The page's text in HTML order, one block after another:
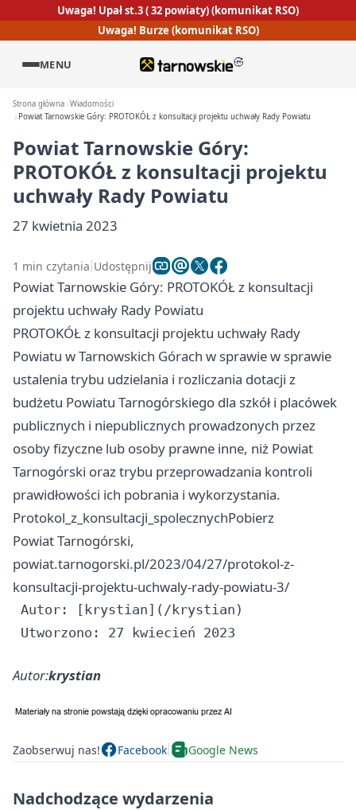
Uwaga! Upał st.3 ( 32 powiaty) (komunikat RSO)
Uwaga! Burze (komunikat RSO)
MENU
Strona główna Wiadomości
Powiat Tarnowskie Góry: PROTOKÓŁ z konsultacji projektu uchwały Rady Powiatu
Powiat Tarnowskie Góry:
PROTOKÓŁ z konsultacji projektu
uchwały Rady Powiatu
27 kwietnia 2023
1 min czytania Udostępnij
Powiat Tarnowskie Góry: PROTOKÓŁ z konsultacji
projektu uchwały Rady Powiatu
PROTOKÓŁ z konsultacji projektu uchwały Rady
Powiatu w Tarnowskich Górach w sprawie w sprawie
ustalenia trybu udzielania i rozliczania dotacji z
budżetu Powiatu Tarnogórskiego dla szkół i placówek
publicznych i niepublicznych prowadzonych przez
osoby fizyczne lub osoby prawne inne, niż Powiat
Tarnogórski oraz trybu przeprowadzania kontroli
prawidłowości ich pobrania i wykorzystania.
Protokol_z_konsultacji_spolecznychPobierz
Powiat Tarnogórski,
powiat.tarnogorski.pl/2023/04/27/protokol-z-
konsultacji-projektu-uchwaly-rady-powiatu-3/
Autor: [krystian](/krystian)
Autor:krystian
Zaobserwuj nas! Facebook Google News
Nadchodzące wydarzenia